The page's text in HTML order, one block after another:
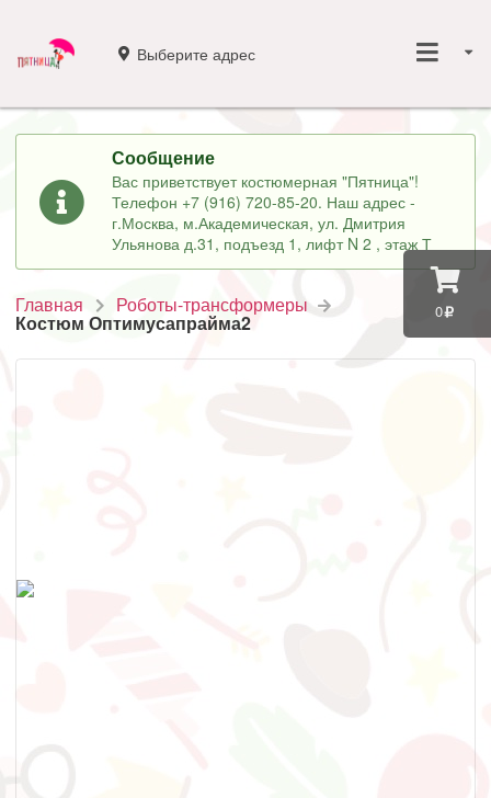
0
Выберите адрес
Сообщение
Вас приветствует костюмерная "Пятница"!
Телефон +7 (916) 720-85-20. Наш адрес -
г.Москва, м.Академическая, ул. Дмитрия
Ульянова д.31, подъезд 1, лифт N 2 , этаж Т
Главная Роботы-трансформеры
Костюм Оптимусапрайма2